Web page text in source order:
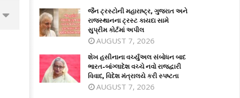
જૈન ટ્રસ્ટોની મહારાષ્ટ્ર, ગુજરાત અને
રાજસ્થાનના ટ્રસ્ટ કાયદા સામે
સુપ્રીમ કોર્ટમાં અપીલ
AUGUST 7, 2026
શેખ હસીનાના વર્ચ્યુઅલ સંબોધન બાદ
ભારત-બાંગ્લાદેશ વચ્ચે નવો રાજદ્વારી
વિવાદ, વિદેશ મંત્રાલયે કરી સ્પષ્ટતા
AUGUST 7, 2026